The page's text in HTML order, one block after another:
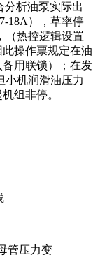
分析油泵实际出
18A），草率停
（热控逻辑设置
操作票规定在油
用联锁）；在发
小机润滑油压力
组非停。
管压力变